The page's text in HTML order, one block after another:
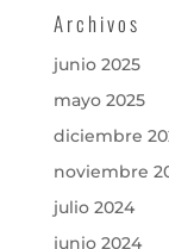
Archivos
junio 2025
mayo 2025
diciembre
noviembre
julio 2024
junio 2024